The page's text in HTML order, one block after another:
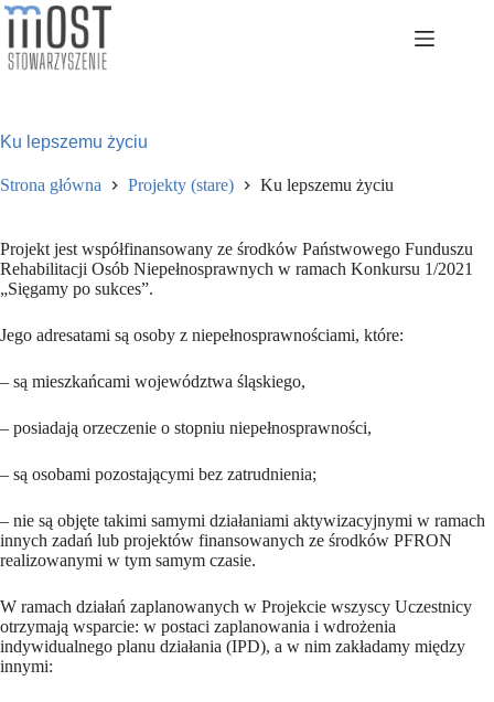
Przejdź
treści
Ku lepszemu życiu
Strona główna Projekty (stare) Ku lepszemu życiu
Projekt jest współfinansowany ze środków Państwowego Funduszu
Rehabilitacji Osób Niepełnosprawnych w ramach Konkursu 1/2021
„Sięgamy po sukces”.
Jego adresatami są osoby z niepełnosprawnościami, które:
– są mieszkańcami województwa śląskiego,
– posiadają orzeczenie o stopniu niepełnosprawności,
– są osobami pozostającymi bez zatrudnienia;
– nie są objęte takimi samymi działaniami aktywizacyjnymi w ramach
innych zadań lub projektów finansowanych ze środków PFRON
realizowanymi w tym samym czasie.
W ramach działań zaplanowanych w Projekcie wszyscy Uczestnicy
otrzymają wsparcie: w postaci zaplanowania i wdrożenia
indywidualnego planu działania (IPD), a w nim zakładamy między
innymi: